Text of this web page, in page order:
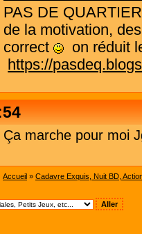
PAS DE
de la motivation,
correct
on réduit
https://
Ça marche pour moi
Accueil » Cadavre Exquis, Nuit BD,